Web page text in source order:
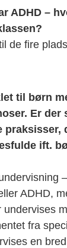
ADHD –
de fire
til børn
Er der
ift.
ADHD,
undervises
fra
en